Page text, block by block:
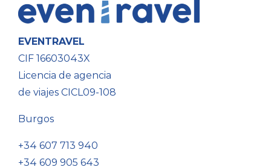
EVENTRAVEL
CIF 16603043X
Licencia de agencia
de viajes CICL09-108
Burgos
+34 607 713 940
+34 609 905 643